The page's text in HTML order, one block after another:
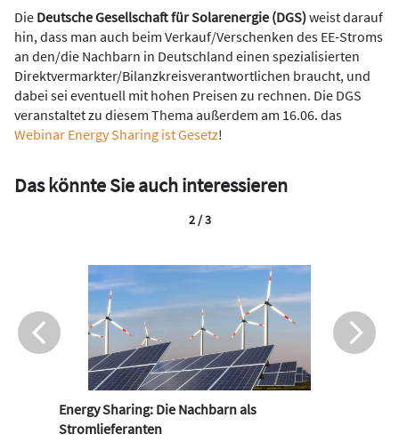
Die Deutsche Gesellschaft für Solarenergie (DGS)weist darauf
hin, dass man auch beim Verkauf/Verschenken des EE-Stroms
an den/die Nachbarn in Deutschland einen spezialisierten
Direktvermarkter/Bilanzkreisverantwortlichen braucht, und
dabei sei eventuell mit hohen Preisen zu rechnen. Die DGS
veranstaltet zu diesem Thema außerdem am 16.06. das
Webinar Energy Sharing ist Gesetz!
Das könnte Sie auch interessieren
Energy Sharing: Die Nachbarn als
Stromlieferanten
2 / 3